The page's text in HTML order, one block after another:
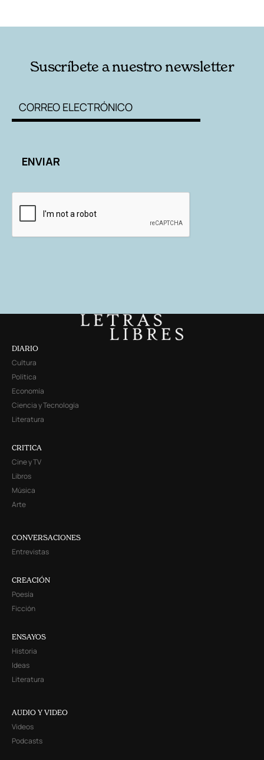
Suscríbete a nuestro newsletter
DIARIO
Cultura
Política
Economía
Ciencia y Tecnología
Literatura
CRITICA
Cine y TV
Libros
Música
Arte
CONVERSACIONES
Entrevistas
CREACIÓN
Poesía
Ficción
ENSAYOS
Historia
Ideas
Literatura
AUDIO Y VIDEO
Videos
Podcasts